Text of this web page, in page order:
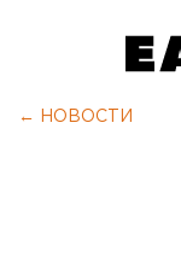
← НОВОСТИ